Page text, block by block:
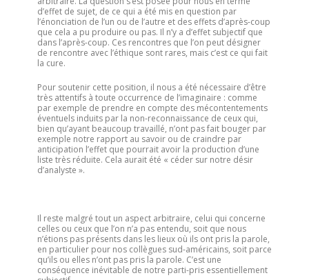
d’effet de sujet, de ce qui a été mis en question par
l’énonciation de l’un ou de l’autre et des effets d’après-coup
que cela a pu produire ou pas. Il n’y a d’effet subjectif que
dans l’après-coup. Ces rencontres que l’on peut désigner
de rencontre avec l’éthique sont rares, mais c’est ce qui fait
la cure.
Pour soutenir cette position, il nous a été nécessaire d’être
très attentifs à toute occurrence de l’imaginaire : comme
par exemple de prendre en compte des mécontentements
éventuels induits par la non-reconnaissance de ceux qui,
bien qu’ayant beaucoup travaillé, n’ont pas fait bouger par
exemple notre rapport au savoir ou de craindre par
anticipation l’effet que pourrait avoir la production d’une
liste très réduite. Cela aurait été « céder sur notre désir
d’analyste ».
Il reste malgré tout un aspect arbitraire, celui qui concerne
celles ou ceux que l’on n’a pas entendu, soit que nous
n’étions pas présents dans les lieux où ils ont pris la parole,
en particulier pour nos collègues sud-américains, soit parce
qu’ils ou elles n’ont pas pris la parole. C’est une
conséquence inévitable de notre parti-pris essentiellement